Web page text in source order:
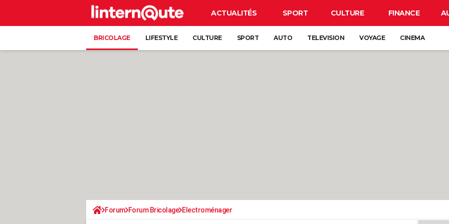
ACTUALITÉS SPORT CULTURE FINANCE
BRICOLAGE LIFESTYLE CULTURE SPORT AUTO TELEVISION VOYAGE CINEMA
Forum Forum Bricolage Electroménager